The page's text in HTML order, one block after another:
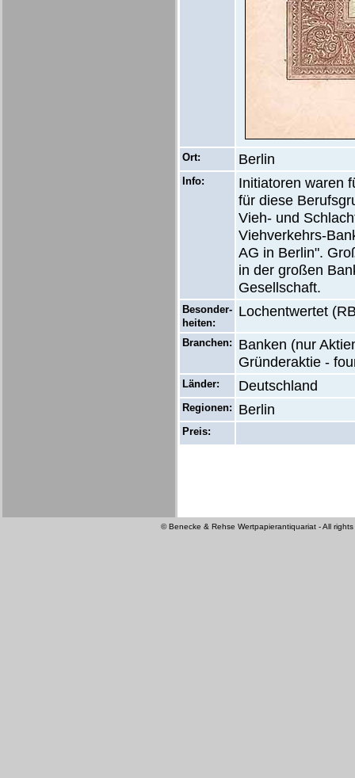
Ort: Berlin
Info:
Initiatoren waren
für diese
Vieh- und
Viehverkehrs-
AG in Berlin".
in der großen
Gesellschaft.
Besonder-
heiten:
Lochentwertet
Branchen:
Banken (nur
Gründeraktie -
Länder: Deutschland
Regionen: Berlin
Preis:
© Benecke & Rehse Wertpapierantiquariat - All